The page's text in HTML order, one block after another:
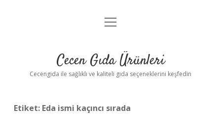
Anasayfa
Yasal Uyarı
menüyü
Cecen Gıda Ürünleri
Cecengida ile sağlıklı ve kaliteli gıda seçeneklerini keşfedin
Etiket: Eda ismi kaçıncı sırada